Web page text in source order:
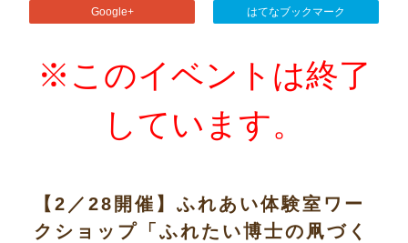
Google+ はてなブックマーク
※このイベントは終了
しています。
【2／28開催】ふれあい体験室ワー
クショップ「ふれたい博士の凧づく